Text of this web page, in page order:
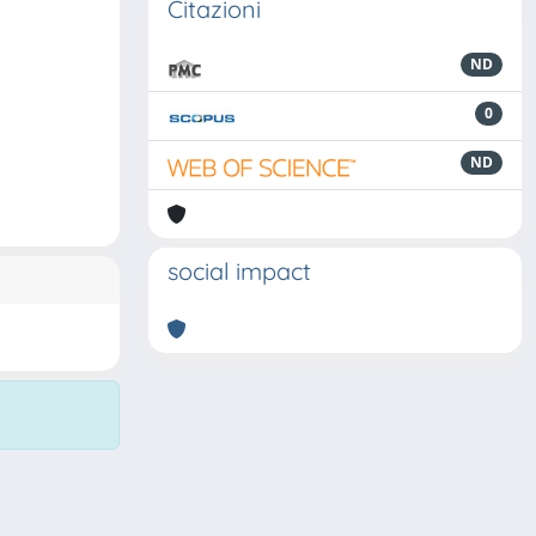
Citazioni
ND
0
ND
social impact